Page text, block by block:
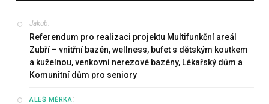
Jakub:
Referendum pro realizaci projektu Multifunkční areál
Zubří – vnitřní bazén, wellness, bufet s dětským koutkem
a kuželnou, venkovní nerezové bazény, Lékařský dům a
Komunitní dům pro seniory
ALEŠ MĚRKA: